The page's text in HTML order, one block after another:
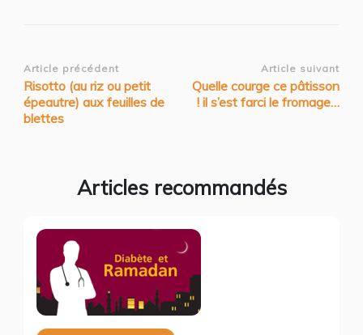
Navigation
d’article
Article précédent
Risotto (au riz ou petit
épeautre) aux feuilles de
blettes
Article suivant
Quelle courge ce pâtisson
! il s’est farci le fromage…
Articles recommandés